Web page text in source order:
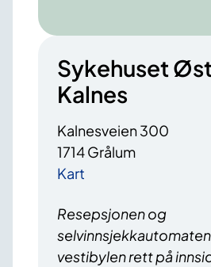
Sykehuset
Kalnes
Kalnesveien 300
1714 Grålum
Kart
Resepsjonen og
vestibylen rett på